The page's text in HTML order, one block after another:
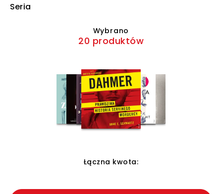
Seria
Wybrano
20 produktów
Łączna kwota: